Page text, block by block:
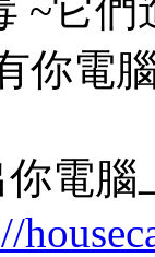
~它
你電
電